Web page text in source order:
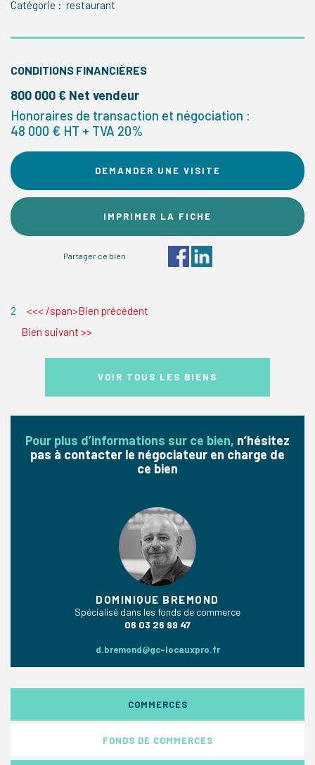
Catégorie : restaurant
CONDITIONS FINANCIÈRES
800 000 € Net vendeur
Honoraires de transaction et négociation :
48 000 € HT + TVA 20%
DEMANDER UNE VISITE
IMPRIMER LA FICHE
Partager ce bien
2
<<< /span>Bien précédent
Bien suivant >>
VOIR TOUS LES BIENS
Pour plus d’informations sur ce bien, n’hésitez
pas à contacter le négociateur en charge de
ce bien
DOMINIQUE BREMOND
Spécialisé dans les fonds de commerce
06 03 26 99 47
d.bremond@gc-locauxpro.fr
COMMERCES
FONDS DE COMMERCES